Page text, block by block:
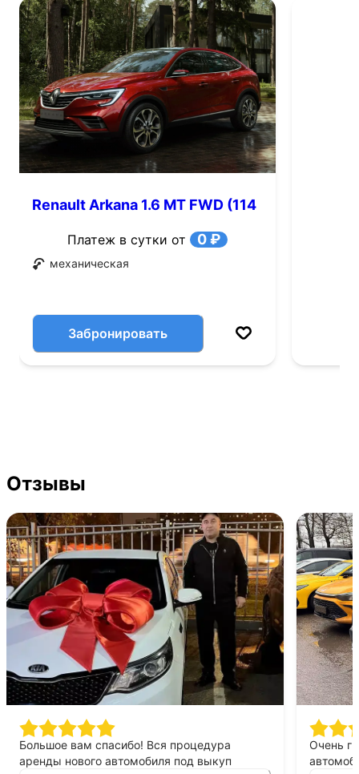
Renault Arkana 1.6 MT FWD (114
Платеж в сутки от 0 ₽
механическая
Забронировать
Отзывы
Большое вам спасибо! Вся процедура
аренды нового автомобиля под выкуп
Очень